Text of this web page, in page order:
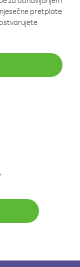
pretplate